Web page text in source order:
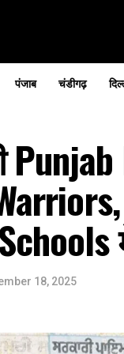
पंजाब चंडीगढ़
18, 2025